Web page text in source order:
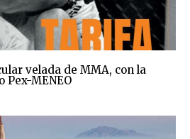
velada de MMA, con la
Pex-MENEO